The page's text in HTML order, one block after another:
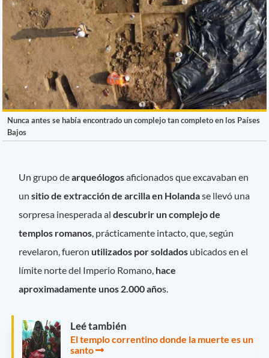
Nunca antes se había encontrado un complejo tan completo en los Países
Bajos
Un grupo dearqueólogosaficionados que excavaban en
unsitio de extracción de arcilla en Holandase llevó una
sorpresa inesperada aldescubrir un complejo de
templos romanos , prácticamente intacto, que, según
revelaron, fueron utilizados por soldados ubicados en el
límite norte del Imperio Romano, hace
aproximadamente unos 2.000 años.
Leé también
El templo correntino donde la muerte es un
santo